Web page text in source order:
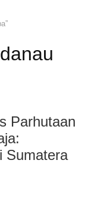
Parhutaan
Sumatera